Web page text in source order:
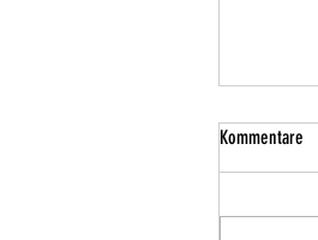
Kommentare